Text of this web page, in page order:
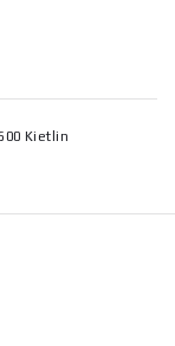
Kietlin